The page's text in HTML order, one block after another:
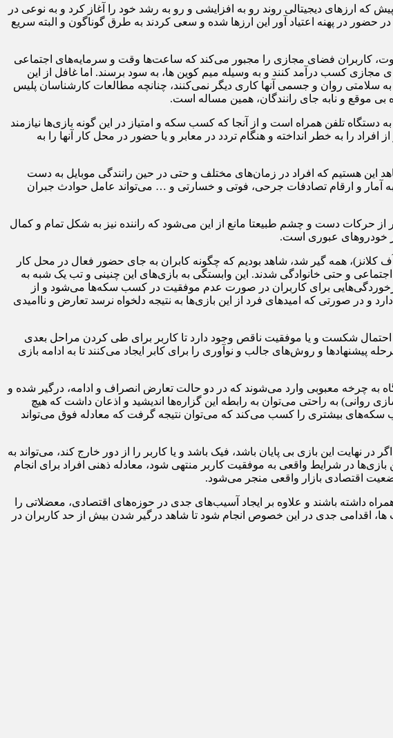
ارز‌های دیجیتالی روند رو به افزایشی و رو به رشد خود را آغاز کرد و به نوعی در
حضور در پهنه اعتیاد آور این ارز‌ها شده و سعی کردند به طرق گوناگون و البته سریع
ثروت، کاربران فضای مجازی را مجبور می‌کند که ساعت‌ها وقت و سرمایه‌های اجتماعی
کسب درآمد کنند و به وسیله میم کوین ها، به سود برسند. اما غافل از این
سلامتی روان و جسمی آنها کاری دیگر نمی‌کنند، چنانچه مطالعات کارشناسان پلیس
موقع و نابه جای رانندگان، همین مساله است.
تلفن همراه است و از آنجا که کسب سکه و امتیاز در این گونه بازی‌ها نیازمند
را به خطر انداخته و هنگام تردد در معابر و یا حضور در محل کار آنها را به
این هستیم که افراد در زمان‌های مختلف و حتی در حین رانندگی موبایل به دست
آمار و ارقام تصادفات جرحی، فوتی و خسارتی و … می‌تواند عامل حوادث جبران
از حرکات دست و چشم طبیعتا مانع از این می‌شود که راننده نیز به شکل تمام و کمال
خودرو‌های عبوری است.
همه گیر شد، شاهد بودیم که چگونه کابران به جای حضور فعال در محل کار
و حتی خانوادگی شدند. این وابستگی به بازی‌های این چنینی و تب یک شبه به
برای کاربران در صورت عدم موفقیت در کسب سکه‌ها می‌شود و از
و در صورتی که امید‌های فرد از این بازی‌ها به نتیجه دلخواه نرسد تعارض و ناامیدی
احتمال شکست و یا موفقیت ناقص وجود دارد تا کاربر برای طی کردن مراحل بعدی
پیشنهاد‌ها و روش‌های جالب و نوآوری را برای کابر ایجاد می‌کنند تا به ادامه بازی
به چرخه معبوبی وارد می‌شوند که در دو حالت تعارض انصراف و ادامه، درگیر شده و
روانی) به راحتی می‌توان به رابطه این گزاره‌ها اندیشید و اذعان داشت که هیچ
بیشتری را کسب می‌کند که می‌توان نتیجه گرفت که معادله فوق می‌تواند
نهایت این بازی بی پایان باشد، فیک باشد و یا کاربر را از دور خارج کند، می‌تواند به
در شرایط واقعی به موفقیت کاربر منتهی شود، معادله ذهنی افراد برای انجام
اقتصادی بازار واقعی منجر می‌شود.
داشته باشند و علاوه بر ایجاد آسیب‌های جدی در حوزه‌های اقتصادی، معضلاتی را
اقدامی جدی در این خصوص انجام شود تا شاهد درگیر شدن بیش از حد کاربران در